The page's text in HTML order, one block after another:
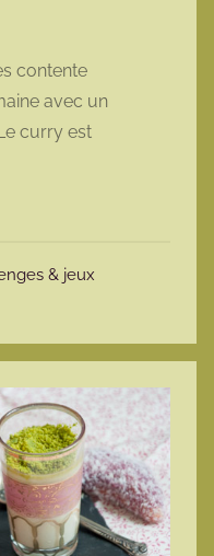
contente
avec un
curry est
& jeux